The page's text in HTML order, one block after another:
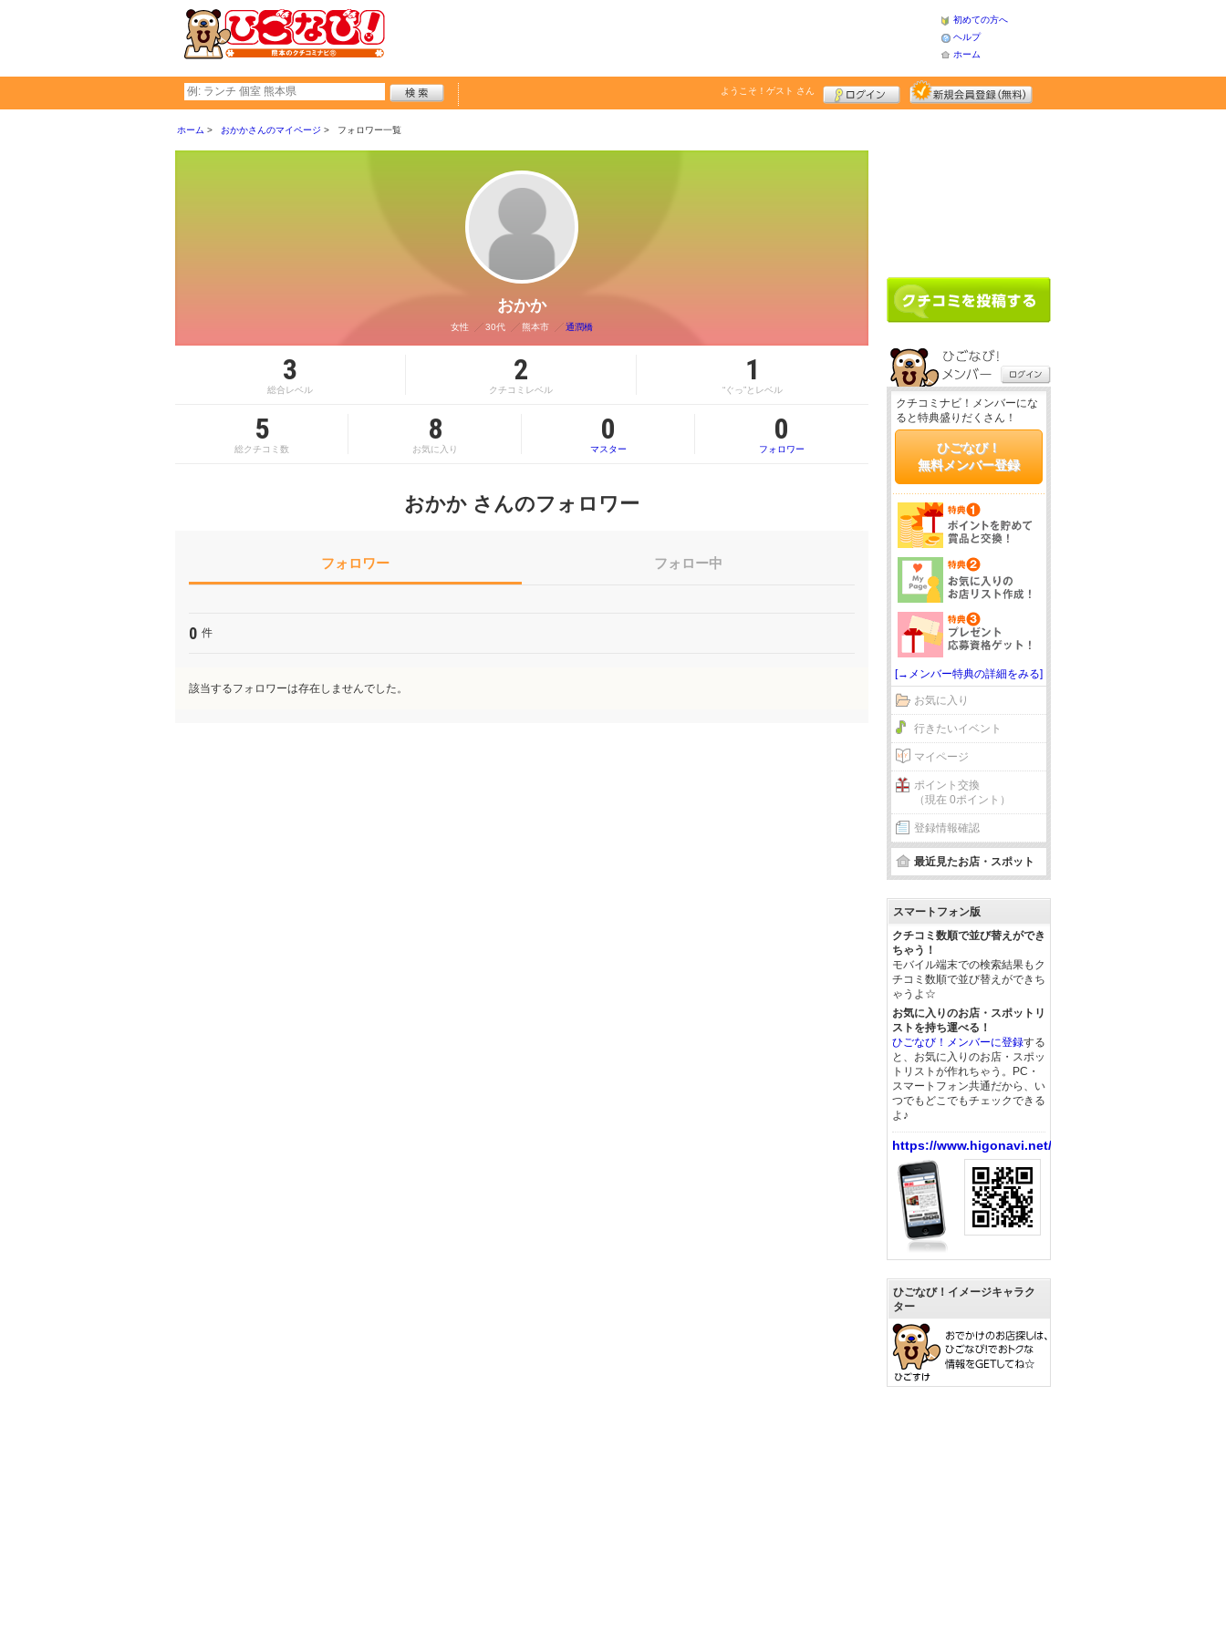
初めての方へ
ヘルプ
ホーム
ようこそ！ ゲスト さん
ホーム おかかさんのマイページ フォロワー一覧
おかか
女性 30代 熊本市 通潤橋
3
総合レベル
2
クチコミレベル
1
“ぐっ”とレベル
5
総クチコミ数
8
お気に入り
0
マスター
0
フォロワー
おかか さんのフォロワー
フォロワー フォロー中
0 件
該当するフォロワーは存在しませんでした。
クチコミナビ！メンバーにな
ると特典盛りだくさん！
ひごなび！
無料メンバー登録
[→メンバー特典の詳細をみる]
お気に入り
行きたいイベント
マイページ
ポイント交換
（現在 0ポイント）
登録情報確認
最近見たお店・スポット
スマートフォン版
クチコミ数順で並び替えができ
ちゃう！
モバイル端末での検索結果もク
チコミ数順で並び替えができち
ゃうよ☆
お気に入りのお店・スポットリ
ストを持ち運べる！
ひごなび！メンバーに登録する
と、お気に入りのお店・スポッ
トリストが作れちゃう。PC・
スマートフォン共通だから、い
つでもどこでもチェックできる
よ♪
https://www.higonavi.net/
ひごなび！イメージキャラク
ター